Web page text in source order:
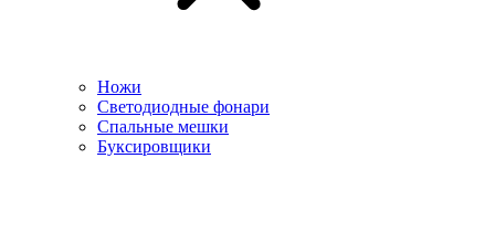
Ножи
Светодиодные фонари
Спальные мешки
Буксировщики